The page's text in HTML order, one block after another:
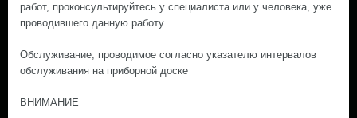
работ, проконсультируйтесь у специалиста или у человека, уже
проводившего данную работу.
Обслуживание, проводимое согласно указателю интервалов
обслуживания на приборной доске
ВНИМАНИЕ